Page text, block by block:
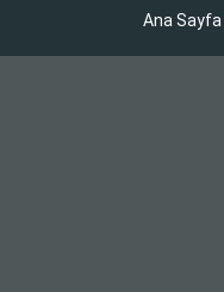
Ana Sayfa